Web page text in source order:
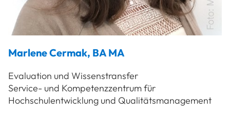
MarleneCermak, BA MA
Evaluation und Wissenstransfer
Service- und Kompetenzzentrum für
Hochschulentwicklung und Qualitätsmanagement